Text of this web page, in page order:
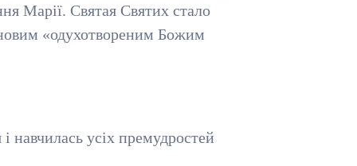
Марії. Святая Святих стало
«одухотвореним Божим
навчилась усіх премудростей